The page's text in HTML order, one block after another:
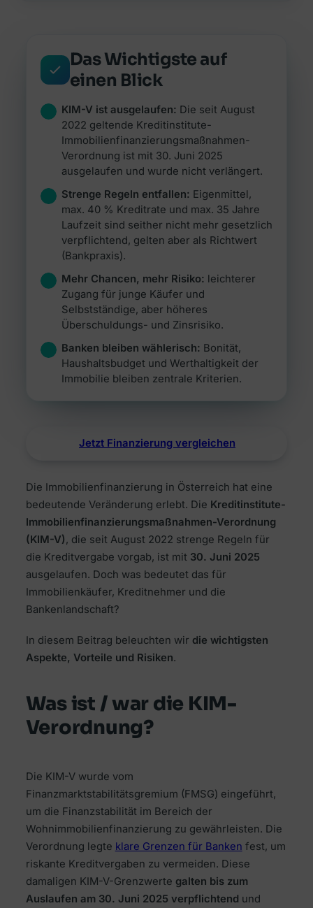
Zur Übersicht Versicherung →
Zum Ratgeber →
Zur Übersicht Ratgeber →
Das Wichtigste auf
einen Blick
KIM-V ist ausgelaufen: Die seit August
2022 geltende Kreditinstitute-
Immobilienfinanzierungsmaßnahmen-
Verordnung ist mit 30. Juni 2025
ausgelaufen und wurde nicht verlängert.
Strenge Regeln entfallen: Eigenmittel,
max. 40 % Kreditrate und max. 35 Jahre
Laufzeit sind seither nicht mehr gesetzlich
verpflichtend, gelten aber als Richtwert
(Bankpraxis).
Mehr Chancen, mehr Risiko: leichterer
Zugang für junge Käufer und
Selbstständige, aber höheres
Überschuldungs- und Zinsrisiko.
Banken bleiben wählerisch: Bonität,
Haushaltsbudget und Werthaltigkeit der
Immobilie bleiben zentrale Kriterien.
Jetzt Finanzierung vergleichen
Die Immobilienfinanzierung in Österreich hat eine
bedeutende Veränderung erlebt. Die Kreditinstitute-
Immobilienfinanzierungsmaßnahmen-Verordnung
(KIM-V), die seit August 2022 strenge Regeln für
die Kreditvergabe vorgab, ist mit 30. Juni 2025
ausgelaufen. Doch was bedeutet das für
Immobilienkäufer, Kreditnehmer und die
Bankenlandschaft?
In diesem Beitrag beleuchten wir die wichtigsten
Aspekte, Vorteile und Risiken.
Was ist / war die KIM-
Verordnung?
Die KIM-V wurde vom
Finanzmarktstabilitätsgremium (FMSG) eingeführt,
um die Finanzstabilität im Bereich der
Wohnimmobilienfinanzierung zu gewährleisten. Die
Verordnung legte klare Grenzen für Banken fest, um
riskante Kreditvergaben zu vermeiden. Diese
damaligen KIM-V-Grenzwerte galten bis zum
Auslaufen am 30. Juni 2025 verpflichtend und